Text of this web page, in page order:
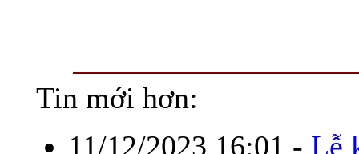
Tin mới hơn:
11/12/2023 16:01 - Lễ